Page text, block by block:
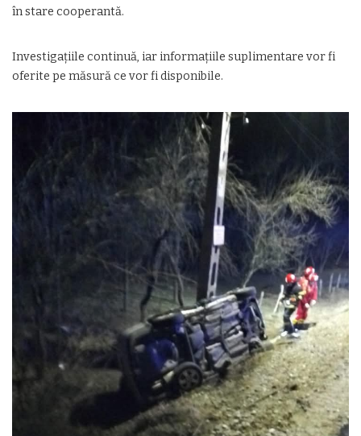
în stare cooperantă.
Investigațiile continuă, iar informațiile suplimentare vor fi
oferite pe măsură ce vor fi disponibile.